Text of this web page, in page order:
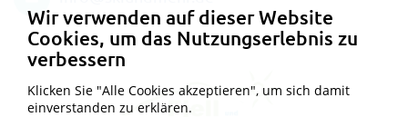
Wir verwenden auf dieser Website
Cookies, um das Nutzungserlebnis zu
verbessern
Klicken Sie "Alle Cookies akzeptieren", um sich damit
einverstanden zu erklären.